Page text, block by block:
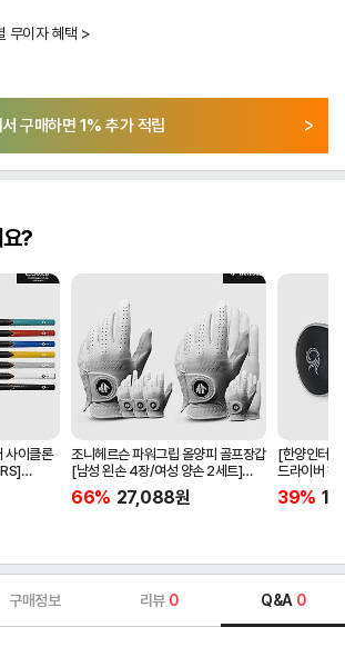
무이자 혜택 >
구매하면 1% 추가 적립
?
사이클론
조니헤르슨 파워그립 올양피 골프장갑
[남성 왼손 4장/여성 양손 2세트]
[화이트][케이스포함]
66% 27,088원
[한양인터
드라이버 헤
[HD-302]
39%
구매정보 리뷰 0 Q&A 0